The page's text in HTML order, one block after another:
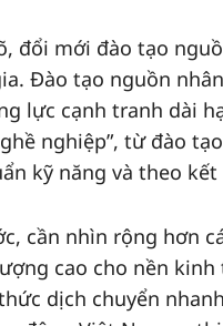
đổi mới đào tạo
Đào tạo nguồn
lực cạnh tranh dài
nghiệp”, từ đào
kỹ năng và theo kết
cần nhìn rộng hơn
cao cho nền
dịch chuyển